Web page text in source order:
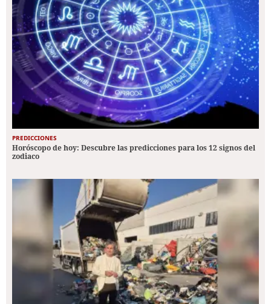
PREDICCIONES
Horóscopo de hoy: Descubre las predicciones para los 12 signos del
zodiaco